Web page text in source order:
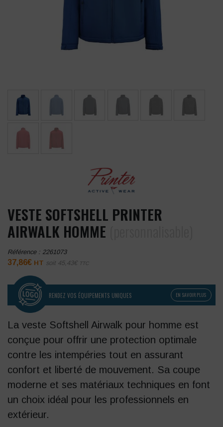
VESTE SOFTSHELL PRINTER
AIRWALK HOMME
Référence : 2261073
37,86€ HT soit 45,43€ TTC
RENDEZ VOS ÉQUIPEMENTS UNIQUES EN SAVOIR PLUS
La veste Softshell Airwalk pour homme est
conçue pour offrir une protection optimale
contre les intempéries tout en assurant
confort et liberté de mouvement. Sa coupe
moderne et ses matériaux techniques en font
un choix idéal pour les professionnels en
extérieur.